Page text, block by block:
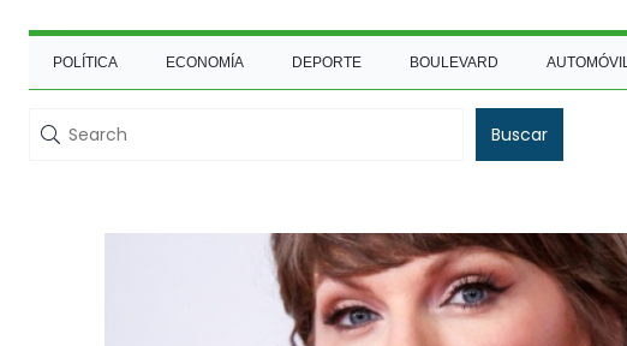
POLÍTICA ECONOMÍA DEPORTE BOULEVARD AUTOMÓVIL
Buscar